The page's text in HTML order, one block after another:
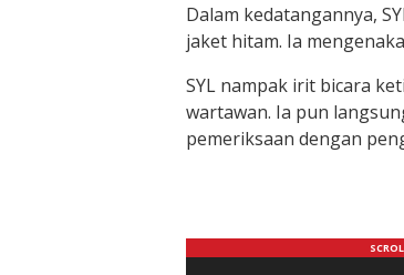
Dalam kedatangannya,
jaket hitam. Ia
SYL nampak irit bicara
wartawan. Ia pun
pemeriksaan dengan